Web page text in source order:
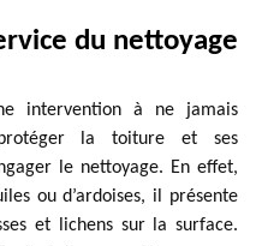
du nettoyage
intervention à ne jamais
protéger la toiture et ses
le nettoyage. En effet,
ou d’ardoises, il présente
et lichens sur la surface.